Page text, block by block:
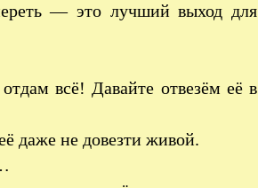
— это лучший выход для
всё! Давайте отвезём её в
даже не довезти живой.